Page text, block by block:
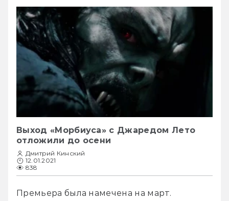
Выход «Морбиуса» с Джаредом Лето
отложили до осени
Дмитрий Кинский
12.01.2021
838
Премьера была намечена на март.